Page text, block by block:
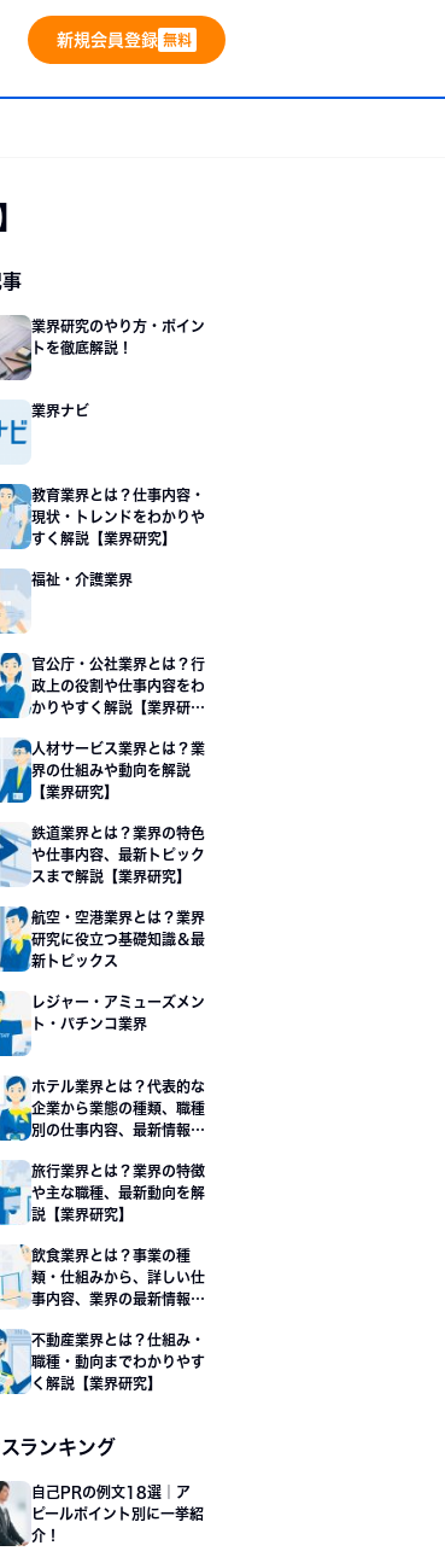
新規会員登録 無料
事
業界研究のやり方・ポイン
トを徹底解説！
業界ナビ
教育業界とは？仕事内容・
現状・トレンドをわかりや
すく解説【業界研究】
福祉・介護業界
官公庁・公社業界とは？行
政上の役割や仕事内容をわ
かりやすく解説【業界研
人材サービス業界とは？業
界の仕組みや動向を解説
【業界研究】
鉄道業界とは？業界の特色
や仕事内容、最新トピック
スまで解説【業界研究】
航空・空港業界とは？業界
研究に役立つ基礎知識＆最
新トピックス
レジャー・アミューズメン
ト・パチンコ業界
ホテル業界とは？代表的な
企業から業態の種類、職種
別の仕事内容、最新情報ま
旅行業界とは？業界の特徴
や主な職種、最新動向を解
説【業界研究】
飲食業界とは？事業の種
類・仕組みから、詳しい仕
事内容、業界の最新情報や
不動産業界とは？仕組み・
職種・動向までわかりやす
く解説【業界研究】
ランキング
自己PRの例文18選｜ア
ピールポイント別に一挙紹
介！